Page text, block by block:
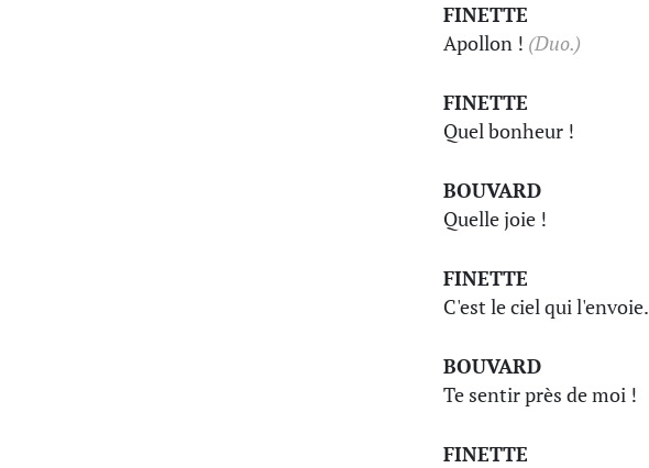
FINETTE
Apollon ! (Duo.)
FINETTE
Quel bonheur !
BOUVARD
Quelle joie !
FINETTE
C'est le ciel qui l'envoie.
BOUVARD
Te sentir près de moi !
FINETTE